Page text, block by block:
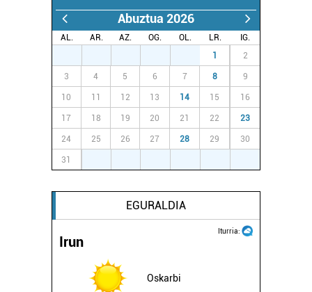
Abuztua 2026
AL. AR. AZ. OG. OL. LR.
IG.
1 2
3 4 5 6 7 8 9
10 11 12 13 14 15 16
17 18 19 20 21 22 23
24 25 26 27 28 29 30
31
EGURALDIA
Iturria:
Irun
Oskarbi